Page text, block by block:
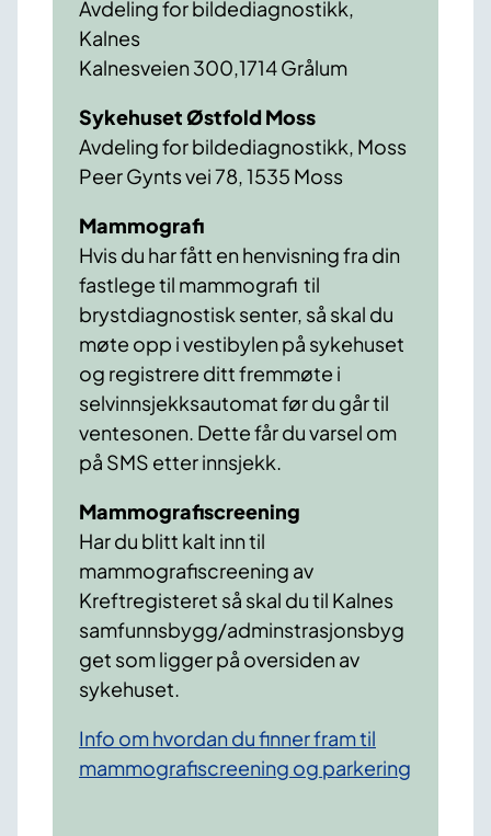
Avdeling for bildediagnostikk,
Kalnes
Kalnesveien 300,1714 Grålum
Sykehuset Østfold Moss
Avdeling for bildediagnostikk, Moss
Peer Gynts vei 78, 1535 Moss
Mammografi
Hvis du har fått en henvisning fra din
fastlege til mammografi til
brystdiagnostisk senter, så skal du
møte opp i vestibylen på sykehuset
og registrere ditt fremmøte i
selvinnsjekksautomat før du går til
ventesonen. Dette får du varsel om
på SMS etter innsjekk.
Mammografiscreening
Har du blitt kalt inn til
mammografiscreening av
Kreftregisteret så skal du til Kalnes
samfunnsbygg/adminstrasjonsbyg
get som ligger på oversiden av
sykehuset.
Info om hvordan du finner fram til
mammografiscreening og parkering